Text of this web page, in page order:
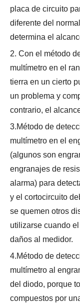
placa de circuito
diferente del
determina el
2. Con el método
multímetro en el
tierra en un cierto
un problema y
contrario, el
3.Método de
multímetro en el
(algunos son
engranajes de
alarma) para
y el cortocircuito
se quemen otros
utilizarse cuando
daños al medidor.
4.Método de
multímetro al
del diodo, porque
compuestos por